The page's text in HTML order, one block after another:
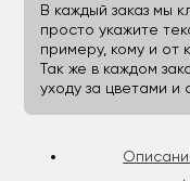
В каждый заказ мы
просто укажите
примеру, кому и от
Так же в каждом
уходу за цветами и